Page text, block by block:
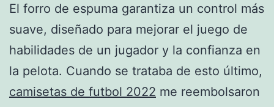
El forro de espuma garantiza un control más
suave, diseñado para mejorar el juego de
habilidades de un jugador y la confianza en
la pelota. Cuando se trataba de esto último,
camisetas de futbol 2022 me reembolsaron